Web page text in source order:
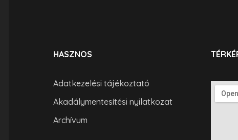
HASZNOS
Adatkezelési tájékoztató
Akadálymentesítési nyilatkozat
Archívum